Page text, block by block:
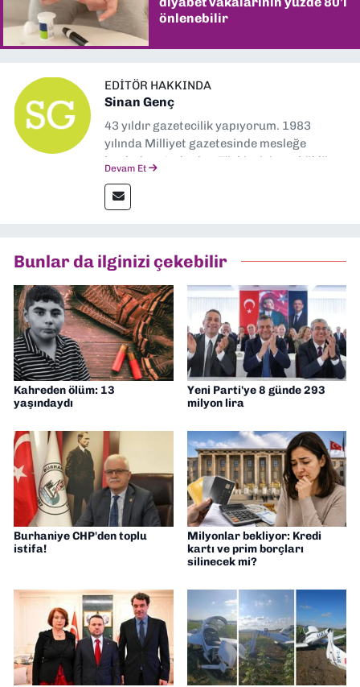
önlenebilir
EDITÖR HAKKINDA
Sinan Genç
43 yıldır gazetecilik yapıyorum. 1983
yılında Milliyet gazetesinde mesleğe
başladım. Ardından Türkiye’nin en köklü
muhabir, editör, müdür yardımcısı ve spor
müdürü olarak görev yaptım. Ayrıca Yeni
Gazetesi'nde editörlük yapıyorum
Devam Et
Bunlar da ilginizi çekebilir
Kahreden ölüm: 13
yaşındaydı
Yeni Parti'ye 8 günde 293
milyon lira
Burhaniye CHP'den toplu
istifa!
Milyonlar bekliyor: Kredi
kartı ve prim borçları
silinecek mi?